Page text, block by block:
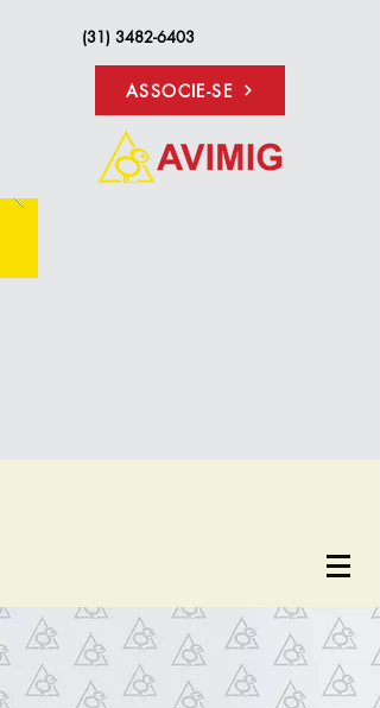
(31) 3482-6403
ASSOCIE-SE